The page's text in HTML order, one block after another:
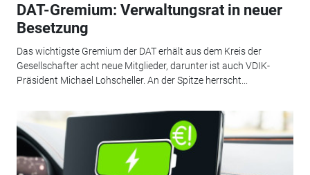
DAT-Gremium: Verwaltungsrat in neuer
Besetzung
Das wichtigste Gremium der DAT erhält aus dem Kreis der
Gesellschafter acht neue Mitglieder, darunter ist auch VDIK-
Präsident Michael Lohscheller. An der Spitze herrscht...